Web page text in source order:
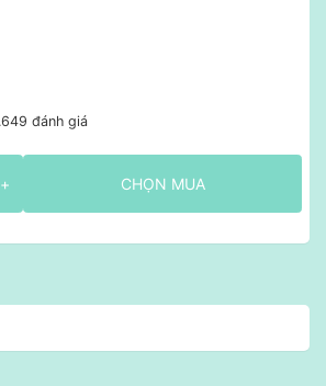
đánh giá
+ CHỌN MUA